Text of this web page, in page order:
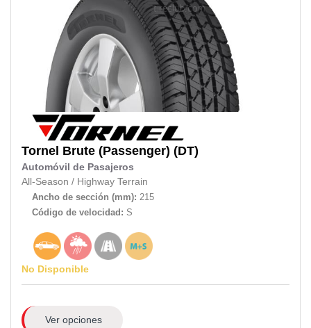
Tornel Brute (Passenger) (DT)
Automóvil de Pasajeros
All-Season / Highway Terrain
Ancho de sección (mm): 215
Código de velocidad: S
No Disponible
Ver opciones